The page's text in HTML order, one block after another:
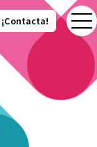
¡Contacta!
¡Contacta!